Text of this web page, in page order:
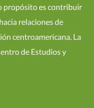
propósito es contribuir
relaciones de
centroamericana. La
de Estudios y